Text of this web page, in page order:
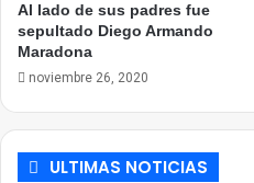
Al lado de sus padres fue
sepultado Diego Armando
Maradona
noviembre 26, 2020
ULTIMAS NOTICIAS